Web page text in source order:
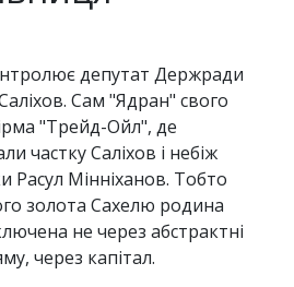
депутат Держради
Сам "Ядран" свого
"Трейд-Ойл", де
частку Саліхов і небіж
Расул Мінніханов. Тобто
золота Сахелю родина
не через абстрактні
через капітал.